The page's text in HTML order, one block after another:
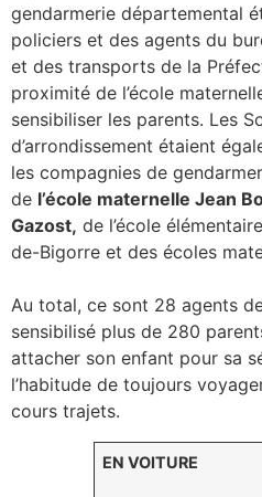
gendarmerie départemental
policiers et des agents du
et des transports de la
proximité de l’école
sensibiliser les parents. Les
d’arrondissement étaient
les compagnies de
de l’école maternelle Jean
Gazost, de l’école
de-Bigorre et des écoles
Au total, ce sont 28 agents
sensibilisé plus de 280
attacher son enfant pour sa
l’habitude de toujours
cours trajets.
EN VOITURE